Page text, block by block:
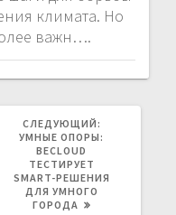
климата. Но
важн….
СЛЕДУЮЩИЙ:
ЗАПИСЬ:
УМНЫЕ ОПОРЫ:
BECLOUD
ТЕСТИРУЕТ
SMART-РЕШЕНИЯ
ДЛЯ УМНОГО
ГОРОДА